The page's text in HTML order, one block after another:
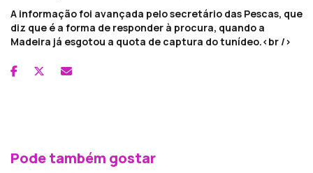
A informação foi avançada pelo secretário das Pescas, que
diz que é a forma de responder à procura, quando a
Madeira já esgotou a quota de captura do tunídeo.<br />
Pode também gostar